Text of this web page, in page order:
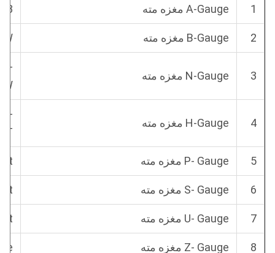
1
A-Gauge مغزه مته
2
B-Gauge مغزه مته
3
N-Gauge مغزه مته
4
H-Gauge مغزه مته
5
P- Gauge مغزه مته
6
S- Gauge مغزه مته
7
U- Gauge مغزه مته
8
Z- Gauge مغزه مته